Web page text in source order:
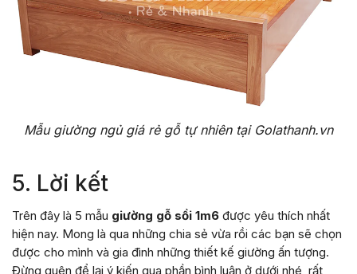
Mẫu giường ngủ giá rẻ gỗ tự nhiên tại Golathanh.vn
5. Lời kết
Trên đây là 5 mẫu giường gỗ sồi 1m6 được yêu thích nhất
hiện nay. Mong là qua những chia sẻ vừa rồi các bạn sẽ chọn
được cho mình và gia đình những thiết kế giường ấn tượng.
Đừng quên để lại ý kiến qua phần bình luận ở dưới nhé, rất